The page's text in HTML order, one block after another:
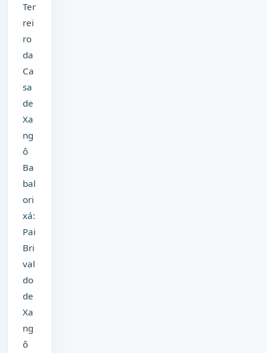
Ter
rei
ro
da
Ca
sa
de
Xa
ng
ô
Ba
bal
ori
xá:
Pai
Bri
val
do
de
Xa
ng
ô